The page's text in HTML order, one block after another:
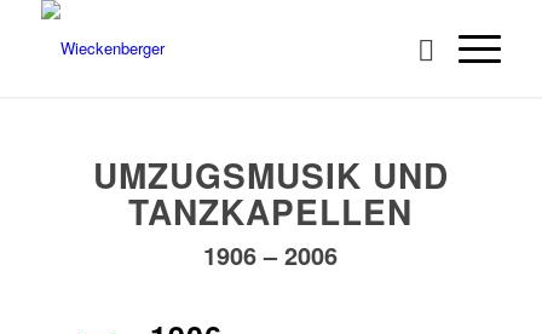
UMZUGSMUSIK UND
TANZKAPELLEN
1906 – 2006